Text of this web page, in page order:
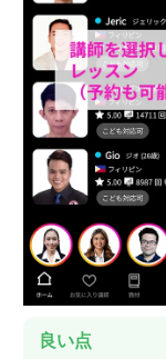
良い点